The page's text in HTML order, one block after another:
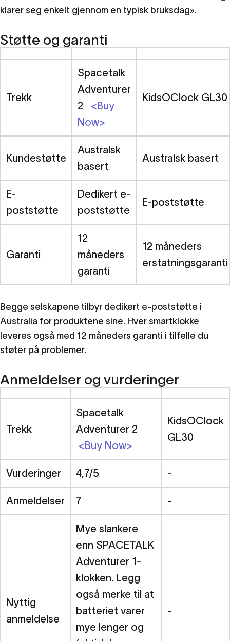
klarer seg enkelt gjennom en typisk bruksdag».
Støtte og garanti
Trekk
Spacetalk
Adventurer
2 <Buy
Now>
KidsOClock GL30
Kundestøtte
Australsk
basert
Australsk basert
E-
poststøtte
Dedikert e-
poststøtte
E-poststøtte
Garanti
12
måneders
garanti
12 måneders
erstatningsgaranti
Begge selskapene tilbyr dedikert e-poststøtte i
Australia for produktene sine. Hver smartklokke
leveres også med 12 måneders garanti i tilfelle du
støter på problemer.
Anmeldelser og vurderinger
Trekk
Spacetalk
Adventurer 2
<Buy Now>
KidsOClock
GL30
Vurderinger 4,7/5 -
Anmeldelser 7 -
Nyttig
anmeldelse
Mye slankere
enn SPACETALK
Adventurer 1-
klokken. Legg
også merke til at
batteriet varer
mye lenger og
-